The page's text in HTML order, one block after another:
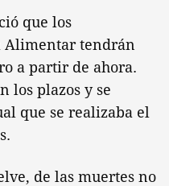
que los
Alimentar tendrán
a partir de ahora.
los plazos y se
que se realizaba el
de las muertes no